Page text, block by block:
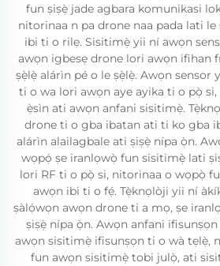
fun ṣiṣẹ̀ jade agbara komunikasi
nitorinaa n pa drone naa pada lati le
ibi ti o rilẹ. Sisitimẹ̀ yii ní awọn
awọn igbesẹ drone lori awọn ifihan
ṣẹ̀lẹ̀ alárìn pé o le ṣẹ̀lẹ̀. Awọn sensor
ti o wa lori awọn aye ayika ti o pọ̀ si,
ẹ̀sìn ati awọn anfani sisitimẹ̀.
drone ti o gba ibatan ati ti ko gba
alárìn alailagbale ati ṣiṣẹ̀ nípa ọ̀n.
wọpọ́ ṣe iranlọwọ̀ fun sisitimẹ̀ lati
lori RF ti o pọ̀ si, nitorinaa o wọpọ̀
awọn ibi ti o fẹ́. Tẹ̀knọlòji yii ní
ṣàlọ́wọn awọn drone ti a mọ, ṣe
ṣiṣẹ̀ nípa ọ̀n. Awọn anfani
awọn sisitimẹ̀ ifisunṣọn ti o wà tẹlẹ̀,
fun awọn sisitimẹ̀ tobi julọ̀, ati